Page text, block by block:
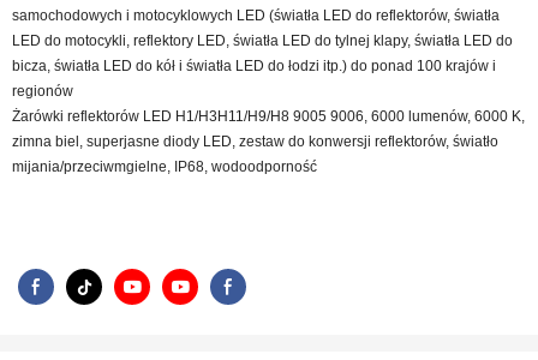
samochodowych i motocyklowych LED (światła LED do reflektorów, światła
LED do motocykli, reflektory LED, światła LED do tylnej klapy, światła LED do
bicza, światła LED do kół i światła LED do łodzi itp.) do ponad 100 krajów i
regionów
Żarówki reflektorów LED H1/H3H11/H9/H8 9005 9006, 6000 lumenów, 6000 K,
zimna biel, superjasne diody LED, zestaw do konwersji reflektorów, światło
mijania/przeciwmgielne, IP68, wodoodporność